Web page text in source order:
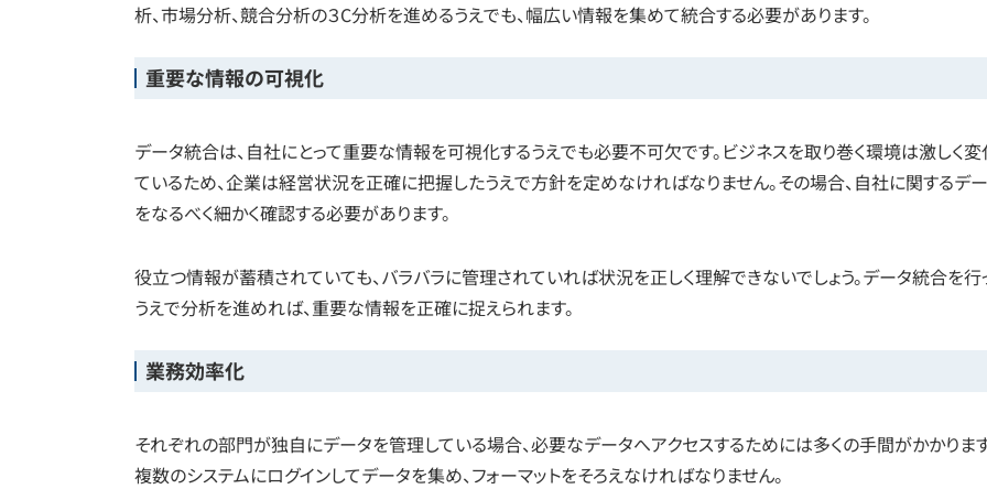
析、市場分析、競合分析の３C分析を進めるうえでも、幅広い情報を集めて統合する必要があります。
重要な情報の可視化
データ統合は、自社にとって重要な情報を可視化するうえでも必要不可欠です。ビジネスを取り巻く環境は激しく変
ているため、企業は経営状況を正確に把握したうえで方針を定めなければなりません。その場合、自社に関するデ
をなるべく細かく確認する必要があります。
役立つ情報が蓄積されていても、バラバラに管理されていれば状況を正しく理解できないでしょう。データ統合を行
うえで分析を進めれば、重要な情報を正確に捉えられます。
業務効率化
それぞれの部門が独自にデータを管理している場合、必要なデータへアクセスするためには多くの手間がかかります
複数のシステムにログインしてデータを集め、フォーマットをそろえなければなりません。